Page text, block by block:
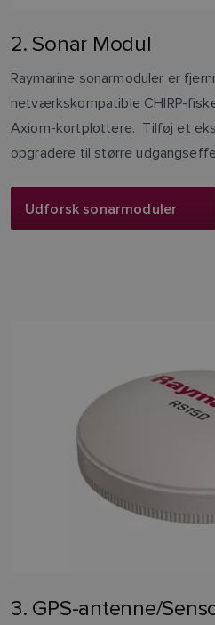
2. Sonar Modul
Raymarine sonarmoduler er
netværkskompatible CHIRP-
Axiom-kortplottere. Tilføj et
opgradere til større
Udforsk sonarmoduler
3. GPS-antenne/